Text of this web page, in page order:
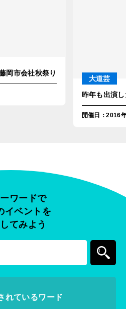
岡市会社秋祭り
大道芸
昨年も出演
開催日 ：2016
ワードで
イベントを
てみよう
れているワード